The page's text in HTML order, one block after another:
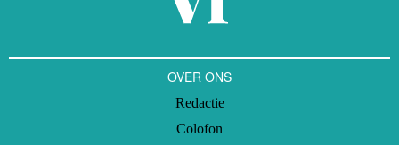
OVER ONS
Redactie
Colofon